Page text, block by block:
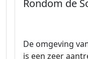
Rondom de
De omgeving
is een zeer